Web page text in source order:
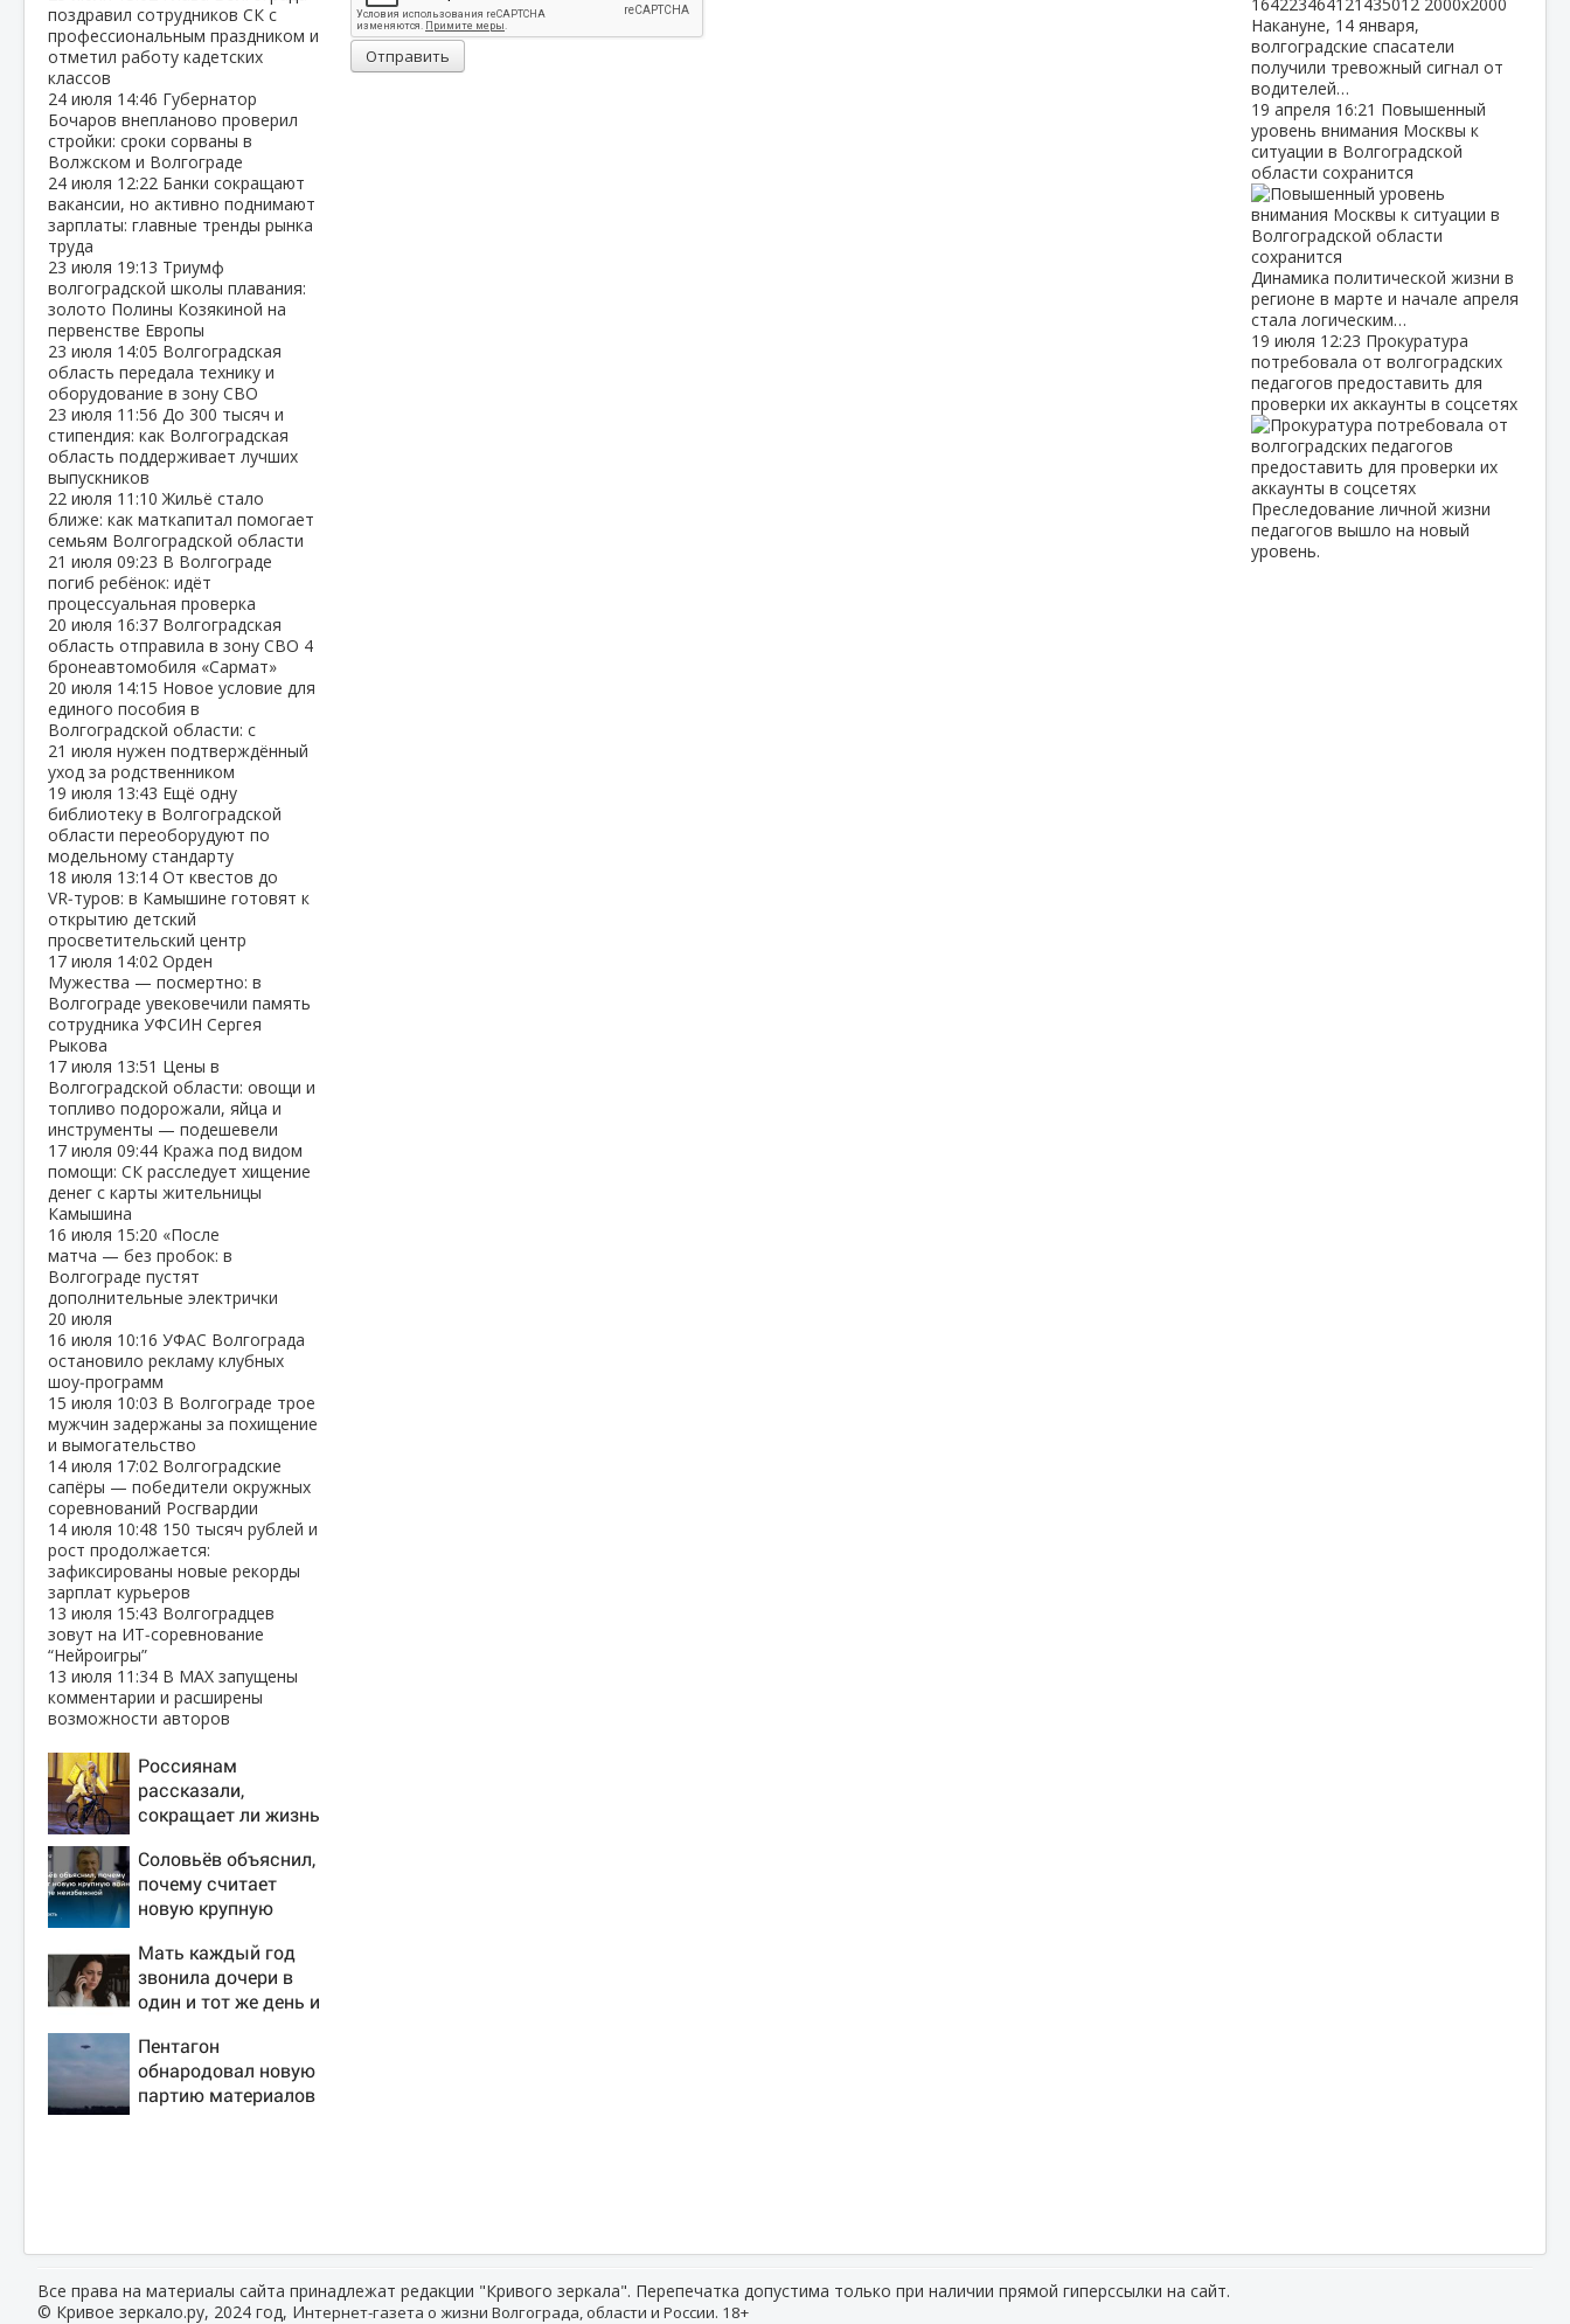
поздравил сотрудников СК с
профессиональным праздником и
отметил работу кадетских
классов
24 июля 14:46 Губернатор
Бочаров внепланово проверил
стройки: сроки сорваны в
Волжском и Волгограде
24 июля 12:22 Банки сокращают
вакансии, но активно поднимают
зарплаты: главные тренды рынка
труда
23 июля 19:13 Триумф
волгоградской школы плавания:
золото Полины Козякиной на
первенстве Европы
23 июля 14:05 Волгоградская
область передала технику и
оборудование в зону СВО
23 июля 11:56 До 300 тысяч и
стипендия: как Волгоградская
область поддерживает лучших
выпускников
22 июля 11:10Жильё стало
ближе: как маткапитал помогает
семьям Волгоградской области
21 июля 09:23 В Волгограде
погиб ребёнок: идёт
процессуальная проверка
20 июля 16:37 Волгоградская
область отправила в зону СВО 4
бронеавтомобиля «Сармат»
20 июля 14:15 Новое условие для
единого пособия в
Волгоградской области: с
21 июля нужен подтверждённый
уход за родственником
19 июля 13:43 Ещё одну
библиотеку в Волгоградской
области переоборудуют по
модельному стандарту
18 июля 13:14 От квестов до
VR‑туров: в Камышине готовят к
открытию детский
просветительский центр
17 июля 14:02 Орден
Мужества — посмертно: в
Волгограде увековечили память
сотрудника УФСИН Сергея
Рыкова
17 июля 13:51 Цены в
Волгоградской области: овощи и
топливо подорожали, яйца и
инструменты — подешевели
17 июля 09:44 Кража под видом
помощи: СК расследует хищение
денег с карты жительницы
Камышина
16 июля 15:20 «После
матча — без пробок: в
Волгограде пустят
дополнительные электрички
20 июля
16 июля 10:16 УФАС Волгограда
остановило рекламу клубных
шоу‑программ
15 июля 10:03 В Волгограде трое
мужчин задержаны за похищение
и вымогательство
14 июля 17:02 Волгоградские
сапёры — победители окружных
соревнований Росгвардии
14 июля 10:48 150 тысяч рублей и
рост продолжается:
зафиксированы новые рекорды
зарплат курьеров
13 июля 15:43 Волгоградцев
зовут на ИТ‑соревнование
“Нейроигры”
13 июля 11:34 В МАХ запущены
комментарии и расширены
возможности авторов
Россиянам
рассказали,
сокращает ли жизнь
Соловьёв объяснил,
почему считает
новую крупную
неизбежной
Мать каждый год
звонила дочери в
один и тот же день и
раскрылась
слишком поздно:
история одной
Пентагон
обнародовал новую
партию материалов
Отправить
Накануне, 14 января,
волгоградские спасатели
получили тревожный сигнал от
водителей…
19 апреля 16:21 Повышенный
уровень внимания Москвы к
ситуации в Волгоградской
области сохранится
Динамика политической жизни в
регионе в марте и начале апреля
стала логическим…
19 июля 12:23 Прокуратура
потребовала от волгоградских
педагогов предоставить для
проверки их аккаунты в соцсетях
Преследование личной жизни
педагогов вышло на новый
уровень.
Все права на материалы сайта принадлежат редакции "Кривого зеркала". Перепечатка допустима только при наличии прямой гиперссылки на сайт.
© Кривое зеркало.ру, 2024 год, Интернет-газета о жизни Волгограда, области и России. 18+